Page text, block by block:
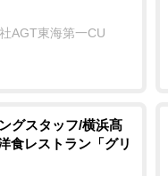
AGT東海第一CU
グスタッフ/横浜髙
食レストラン「グリ